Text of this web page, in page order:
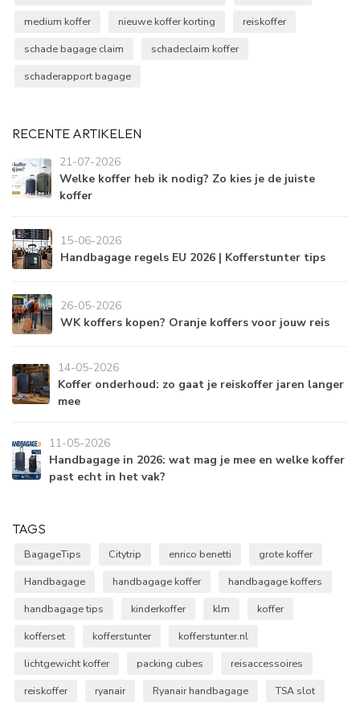
medium koffer
nieuwe koffer korting
reiskoffer
schade bagage claim
schadeclaim koffer
schaderapport bagage
RECENTE ARTIKELEN
21-07-2026
Welke koffer heb ik nodig? Zo kies je de juiste
koffer
15-06-2026
Handbagage regels EU 2026 | Kofferstunter tips
26-05-2026
WK koffers kopen? Oranje koffers voor jouw reis
14-05-2026
Koffer onderhoud: zo gaat je reiskoffer jaren langer
mee
11-05-2026
Handbagage in 2026: wat mag je mee en welke koffer
past echt in het vak?
TAGS
BagageTips Citytrip enrico benetti
grote koffer
Handbagage
handbagage koffer
handbagage koffers
handbagage tips
kinderkoffer klm
koffer
kofferset
kofferstunter
kofferstunter.nl
lichtgewicht koffer
packing cubes
reisaccessoires
reiskoffer
ryanair Ryanair handbagage
TSA slot